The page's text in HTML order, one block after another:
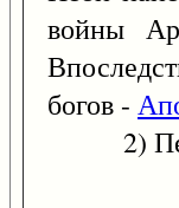
войны
богов -
2) Пеон